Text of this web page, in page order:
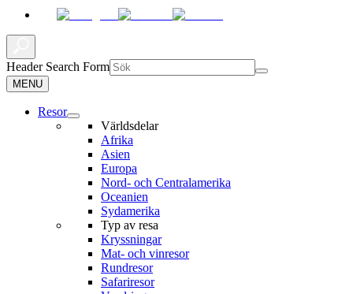
Header Search Form
MENU
Resor
Världsdelar
Afrika
Asien
Europa
Nord- och Centralamerika
Oceanien
Sydamerika
Typ av resa
Kryssningar
Mat- och vinresor
Rundresor
Safariresor